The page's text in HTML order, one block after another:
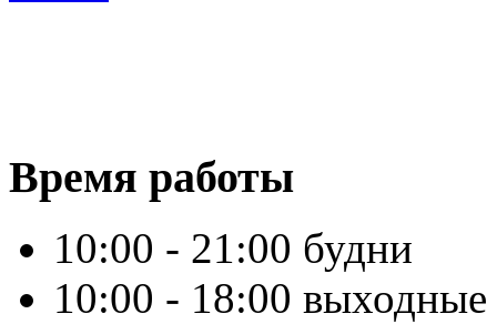
Время работы
10:00 - 21:00 будни
10:00 - 18:00 выходные